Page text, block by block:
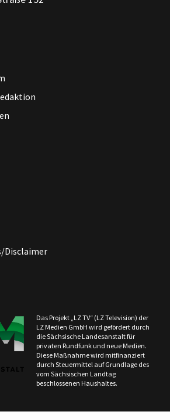
Disclaimer
Das Projekt „LZ TV“ (LZ Television) der
LZ Medien GmbH wird gefördert durch
die Sächsische Landesanstalt für
privaten Rundfunk und neue Medien.
Diese Maßnahme wird mitfinanziert
durch Steuermittel auf Grundlage des
vom Sächsischen Landtag
beschlossenen Haushaltes.